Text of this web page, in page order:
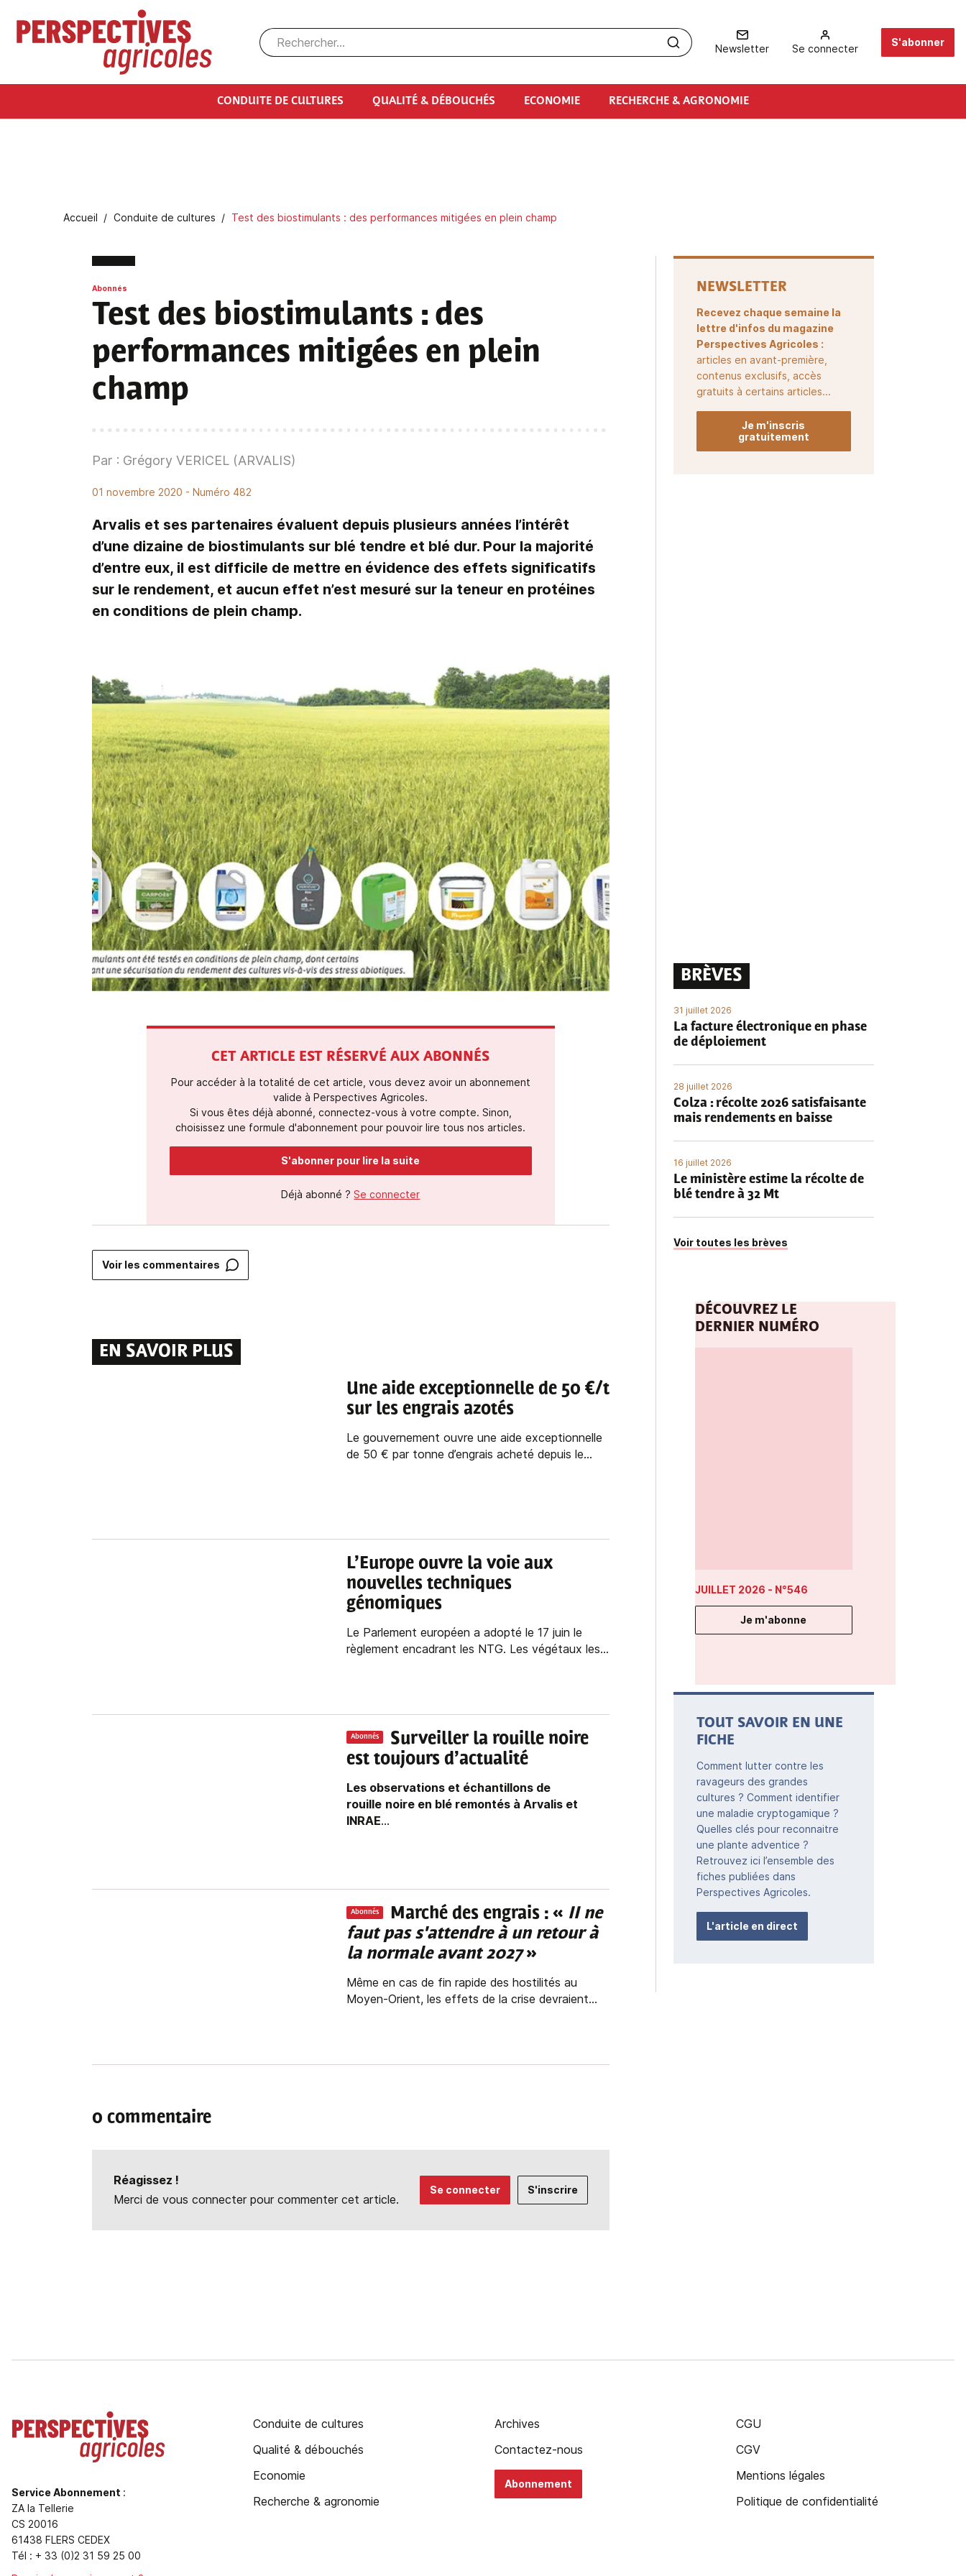
Aller au contenu principal
Newsletter Se connecter
S'abonner
CONDUITE DE CULTURES QUALITÉ & DÉBOUCHÉS ECONOMIE RECHERCHE & AGRONOMIE
Fil d'Ariane
Accueil Conduite de cultures Test des biostimulants : des performances mitigées en plein champ
Abonnés
Test des biostimulants : des
performances mitigées en plein
champ
Par : Grégory VERICEL (ARVALIS)
01 novembre 2020 - Numéro 482
Arvalis et ses partenaires évaluent depuis plusieurs années l’intérêt
d’une dizaine de biostimulants sur blé tendre et blé dur. Pour la majorité
d’entre eux, il est difficile de mettre en évidence des effets significatifs
sur le rendement, et aucun effet n’est mesuré sur la teneur en protéines
en conditions de plein champ.
CET ARTICLE EST RÉSERVÉ AUX ABONNÉS
Pour accéder à la totalité de cet article, vous devez avoir un abonnement
valide à Perspectives Agricoles.
Si vous êtes déjà abonné, connectez-vous à votre compte. Sinon,
choisissez une formule d'abonnement pour pouvoir lire tous nos articles.
S'abonner pour lire la suite
Déjà abonné ? Se connecter
Voir les commentaires
EN SAVOIR PLUS
Une aide exceptionnelle de 50 €/t
sur les engrais azotés
Le gouvernement ouvre une aide exceptionnelle
de 50 € par tonne d’engrais acheté depuis le...
L’Europe ouvre la voie aux
nouvelles techniques
génomiques
Le Parlement européen a adopté le 17 juin le
règlement encadrant les NTG. Les végétaux les...
Abonnés
Surveiller la rouille noire
est toujours d’actualité
Les observations et échantillons de
rouille noire en blé remontés à Arvalis et
INRAE...
Abonnés Marché des engrais : « II ne
faut pas s'attendre à un retour à
la normale avant 2027»
Même en cas de fin rapide des hostilités au
Moyen-Orient, les effets de la crise devraient...
0 commentaire
Réagissez !
Merci de vous connecter pour commenter cet article.
Se connecter S'inscrire
NEWSLETTER
Recevez chaque semaine la
lettre d'infos du magazine
Perspectives Agricoles :
articles en avant-première,
contenus exclusifs, accès
gratuits à certains articles...
Je m'inscris
gratuitement
BRÈVES
31 juillet 2026
La facture électronique en phase
de déploiement
28 juillet 2026
Colza : récolte 2026 satisfaisante
mais rendements en baisse
16 juillet 2026
Le ministère estime la récolte de
blé tendre à 32 Mt
Voir toutes les brèves
DÉCOUVREZ LE
DERNIER NUMÉRO
JUILLET 2026 - N°546
Je m'abonne
TOUT SAVOIR EN UNE
FICHE
Comment lutter contre les
ravageurs des grandes
cultures ? Comment identifier
une maladie cryptogamique ?
Quelles clés pour reconnaitre
une plante adventice ?
Retrouvez ici l’ensemble des
fiches publiées dans
Perspectives Agricoles.
L'article en direct
Service Abonnement :
ZA la Tellerie
CS 20016
61438 FLERS CEDEX
Tél : + 33 (0)2 31 59 25 00
Conduite de cultures
Qualité & débouchés
Economie
Recherche & agronomie
Archives
Contactez-nous
Abonnement
CGU
CGV
Mentions légales
Politique de confidentialité